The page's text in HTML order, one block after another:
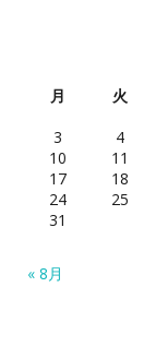
月
火
3
4
10
11
17
18
24
25
31
« 8月